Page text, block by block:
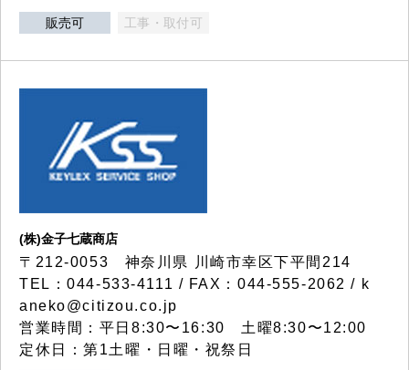
販売可 工事・取付可
(株)金子七蔵商店
〒212-0053 神奈川県 川崎市幸区下平間214
TEL：044-533-4111 / FAX：044-555-2062 / k
aneko@citizou.co.jp
営業時間：平日8:30〜16:30 土曜8:30〜12:00
定休日：第1土曜・日曜・祝祭日